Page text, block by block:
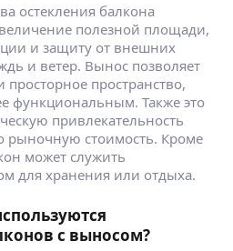
остекления балкона
полезной площади,
и защиту от внешних
и ветер. Вынос позволяет
просторное пространство,
функциональным. Также это
привлекательность
рыночную стоимость. Кроме
может служить
для хранения или отдыха.
с выносом?